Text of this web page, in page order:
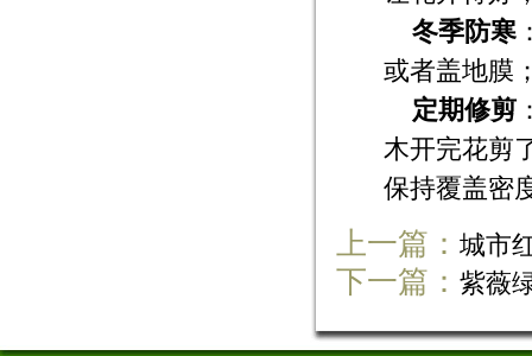
冬季防寒
或者盖地膜
定期修剪
木开完花剪
保持覆盖密
上一篇： 城市
下一篇： 紫薇